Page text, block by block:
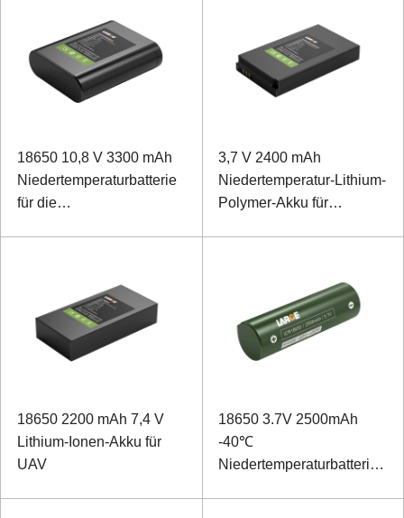
18650 10,8 V 3300 mAh
Niedertemperaturbatterie
für die
3,7 V 2400 mAh
Niedertemperatur-Lithium-
Polymer-Akku für
18650 2200 mAh 7,4 V
Lithium-Ionen-Akku für
UAV
18650 3.7V 2500mAh
-40℃
Niedertemperaturbatterie